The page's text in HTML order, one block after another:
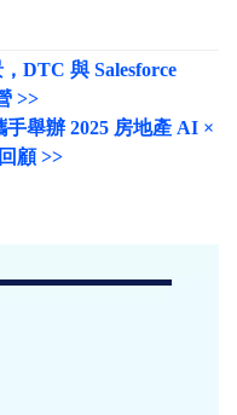
DTC 與 Salesforce
>>
手舉辦 2025 房地產 AI ×
顧 >>